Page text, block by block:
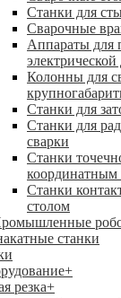
Станки для
Сварочные
Аппараты для
электрической
Колонны для
Станки для
Станки для
сварки
Станки
координатным
Станки
столом
станки
+
резка+